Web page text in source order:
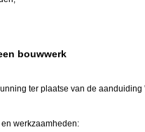
bouwwerk
ter plaatse van de aanduiding
werkzaamheden: